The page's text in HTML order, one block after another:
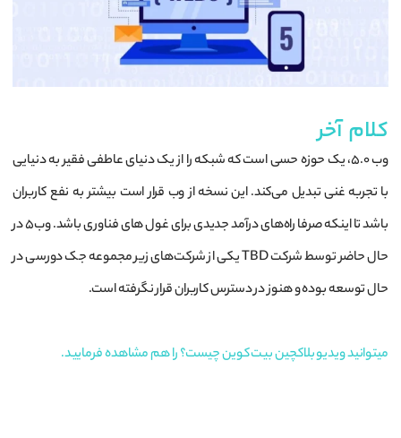
کلام آخر
وب 5.0، یک حوزه حسی است که شبکه را از یک دنیای عاطفی فقیر به دنیایی
با تجربه غنی تبدیل می‌کند. این نسخه از وب قرار است بیشتر به نفع کاربران
باشد تا اینکه صرفا راه‌های درآمد جدیدی برای غول‌ های فناوری باشد. وب5 در
حال حاضر توسط شرکت TBD یکی از شرکت‌های زیر مجموعه جک دورسی در
حال توسعه بوده و هنوز در دسترس کاربران قرار نگرفته است.
میتوانید ویدیو بلاکچین بیت کوین چیست؟ را هم مشاهده فرمایید.